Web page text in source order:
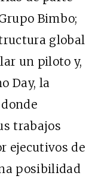
Bimbo;
global
un piloto y,
Day, la
trabajos
ejecutivos de
posibilidad